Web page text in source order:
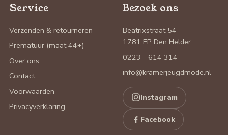
Service
Verzenden & retourneren
Prematuur (maat 44+)
Over ons
Contact
Voorwaarden
Privacyverklaring
Bezoek ons
Beatrixstraat 54
1781 EP Den Helder
0223 - 614 314
info@kramerjeugdmode.nl
Instagram
Facebook